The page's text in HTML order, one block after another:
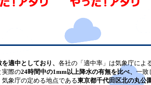
適中としており、 各社の「適中率」は気象庁によ
際の24時間中の1mm以上降水の有無を比べ、 一致
象庁の定める地点である東京都千代田区北の丸公